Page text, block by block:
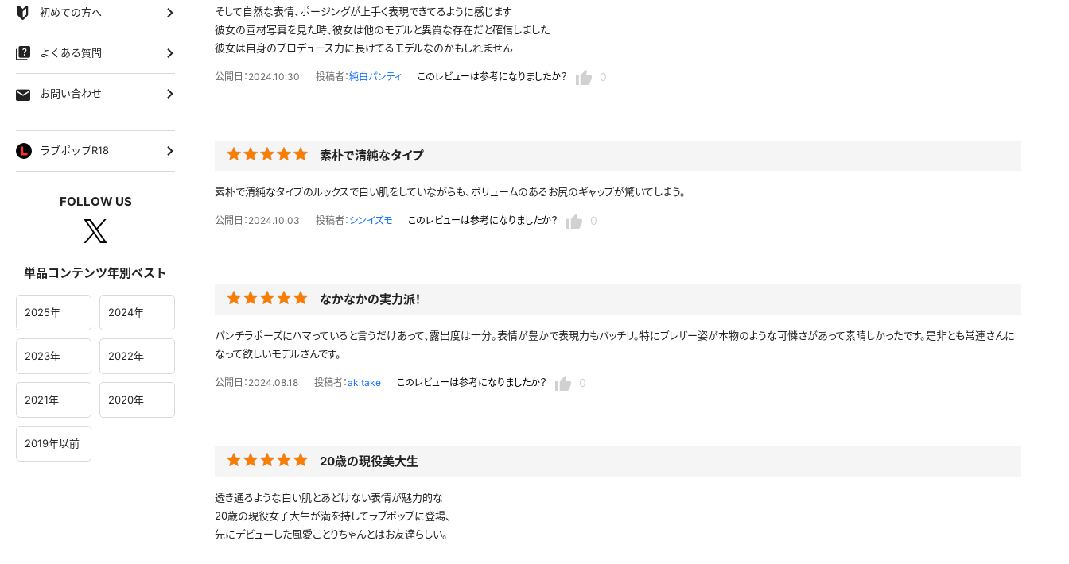
初めての方へ
よくある質問
お問い合わせ
ラブポップR18
FOLLOW US
単品コンテンツ年別ベスト
2025年 2024年
2023年 2022年
2021年 2020年
2019年以前
そして自然な表情、ポージングが上手く表現できてるように感じます
彼女の宣材写真を見た時、彼女は他のモデルと異質な存在だと確信しました
彼女は自身のプロデュース力に長けてるモデルなのかもしれません
公開日：2024.10.30 投稿者：純白パンティ このレビューは参考になりましたか？ 0
素朴で清純なタイプ
素朴で清純なタイプのルックスで白い肌をしていながらも、ボリュームのあるお尻のギャップが驚いてしまう。
公開日：2024.10.03 投稿者： シンイズモ このレビューは参考になりましたか？ 0
なかなかの実力派！
パンチラポーズにハマっていると言うだけあって、露出度は十分。表情が豊かで表現力もバッチリ。特にブレザー姿が本物のような可憐さがあって素晴しかったです。是非とも常連さんに
なって欲しいモデルさんです。
公開日：2024.08.18 投稿者：akitake このレビューは参考になりましたか？ 0
20歳の現役美大生
透き通るような白い肌とあどけない表情が魅力的な
20歳の現役女子大生が満を持してラブポップに登場、
先にデビューした風愛ことりちゃんとはお友達らしい。